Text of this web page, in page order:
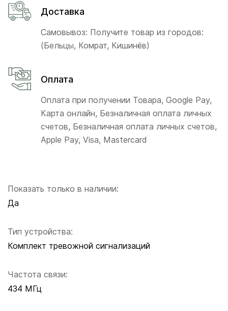
Показать только в наличии:
Да
Тип устройства:
Комплект тревожной сигнализаций
Частота связи:
434 МГц
Доставка
Самовывоз: Получите товар из городов:
(Бельцы, Комрат, Кишинёв)
Оплата
Оплата при получении Товара, Google Pay,
Карта онлайн, Безналичная оплата личных
счетов, Безналичная оплата личных счетов,
Apple Pay, Visa, Mastercard